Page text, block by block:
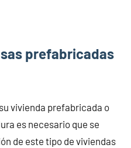
prefabricadas
vivienda prefabricada o
es necesario que se
de este tipo de viviendas